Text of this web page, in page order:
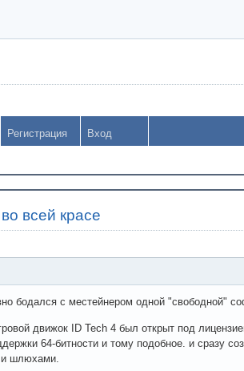
Регистрация Вход
всей красе
бодался с местейнером одной "свободной"
движок ID Tech 4 был открыт под
64-битности и тому подобное. и сразу
и шлюхами.